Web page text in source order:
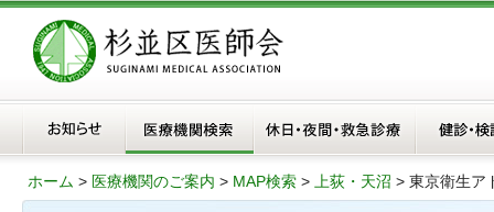
ホーム > 医療機関のご案内 > MAP検索 > 上荻・天沼 > 東京衛生ア